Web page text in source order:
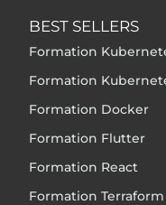
BEST SELLERS
Formation
Formation
Formation Docker
Formation Flutter
Formation React
Formation Terraform